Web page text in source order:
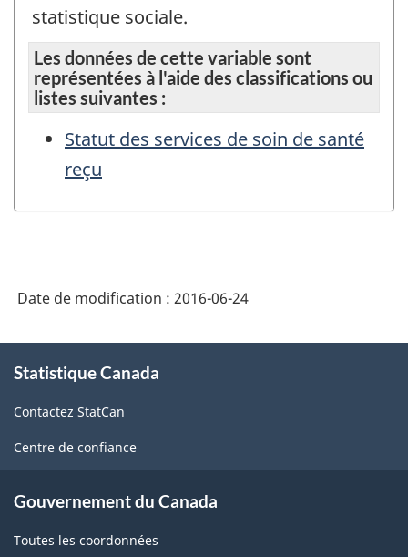
statistique sociale.
Les données de cette variable sont
représentées à l'aide des classifications ou
listes suivantes :
Statut des services de soin de santé
reçu
Date de modification : 2016-06-24
propos
ce
site
Statistique Canada
Contactez StatCan
Centre de confiance
Gouvernement du Canada
Toutes les coordonnées